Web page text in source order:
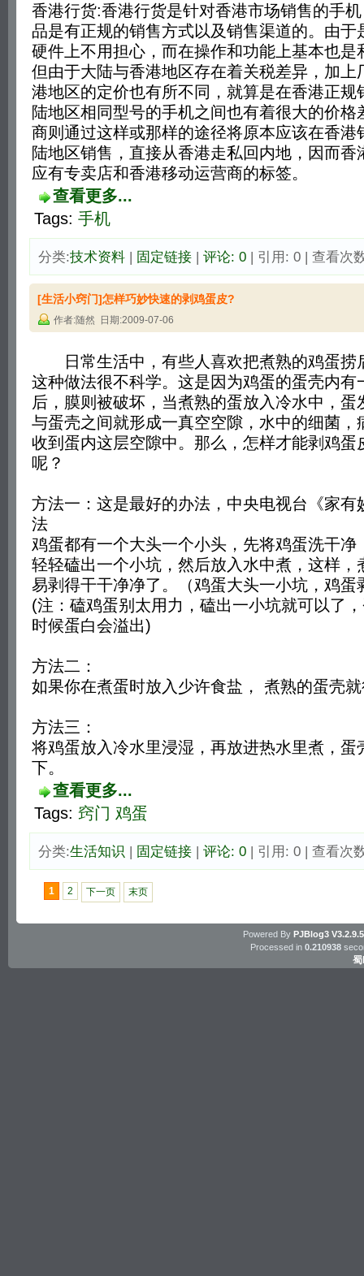
香港行货:香港行货是针对香港市场销售的手
品是有正规的销售方式以及销售渠道的。由于
硬件上不用担心，而在操作和功能上基本也是
但由于大陆与香港地区存在着关税差异，加上
港地区的定价也有所不同，就算是在香港正规
陆地区相同型号的手机之间也有着很大的价格
商则通过这样或那样的途径将原本应该在香港
陆地区销售，直接从香港走私回内地，因而香
应有专卖店和香港移动运营商的标签。
查看更多...
Tags: 手机
分类:技术资料| 固定链接| 评论: 0| 引用: 0 | 查看次
[生活小窍门]怎样巧妙快速的剥鸡蛋皮?
作者:随然 日期:2009-07-06
日常生活中，有些人喜欢把煮熟的鸡蛋捞
这种做法很不科学。这是因为鸡蛋的蛋壳内有
后，膜则被破坏，当煮熟的蛋放入冷水中，蛋
与蛋壳之间就形成一真空空隙，水中的细菌，
收到蛋内这层空隙中。那么，怎样才能剥鸡蛋
呢？
方法一：这是最好的办法，中央电视台《家有
法
鸡蛋都有一个大头一个小头，先将鸡蛋洗干净
轻轻磕出一个小坑，然后放入水中煮，这样，
易剥得干干净净了。（鸡蛋大头一小坑，鸡蛋
(注：磕鸡蛋别太用力，磕出一小坑就可以了
时候蛋白会溢出)
方法二：
如果你在煮蛋时放入少许食盐， 煮熟的蛋壳
方法三：
将鸡蛋放入冷水里浸湿，再放进热水里煮，蛋
下。
查看更多...
Tags: 窍门 鸡蛋
分类:生活知识 | 固定链接| 评论: 0| 引用: 0 | 查看次
1 2 下一页 末页
Powered By PJBlog3
Processed in 0.210938